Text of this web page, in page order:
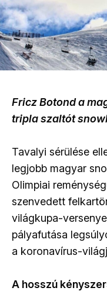
Fricz Botond a
tripla szaltót
Tavalyi sérülése
legjobb magyar
Olimpiai
szenvedett
világkupa-
pályafutása
a koronavírus-
A hosszú